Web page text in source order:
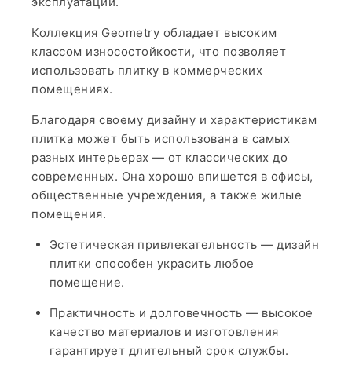
Коллекция Geometry обладает высоким
классом износостойкости, что позволяет
использовать плитку в коммерческих
помещениях.
Благодаря своему дизайну и характеристикам
плитка может быть использована в самых
разных интерьерах — от классических до
современных. Она хорошо впишется в офисы,
общественные учреждения, а также жилые
помещения.
Эстетическая привлекательность — дизайн
плитки способен украсить любое
помещение.
Практичность и долговечность — высокое
качество материалов и изготовления
гарантирует длительный срок службы.